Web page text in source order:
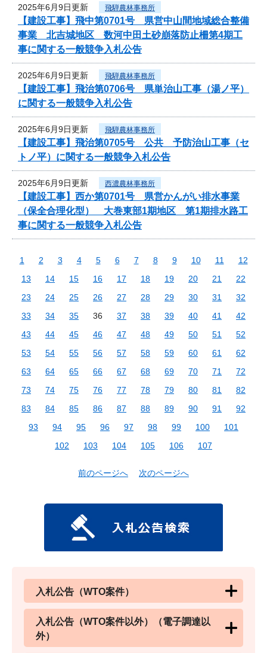
2025年6月9日更新 飛騨農林事務所
【建設工事】飛中第0701号 県営中山間地域総合整備
事業 北吉城地区 数河中田土砂崩落防止柵第4期工
事に関する一般競争入札公告
2025年6月9日更新 飛騨農林事務所
【建設工事】飛治第0706号 県単治山工事（湯ノ平）
に関する一般競争入札公告
2025年6月9日更新 飛騨農林事務所
【建設工事】飛治第0705号 公共 予防治山工事（セ
トノ平）に関する一般競争入札公告
2025年6月9日更新 西濃農林事務所
【建設工事】西か第0701号 県営かんがい排水事業
（保全合理化型） 大巻東部1期地区 第1期排水路工
事に関する一般競争入札公告
1 2 3 4 5 6 7 8 9 10 11
12
13
14 15 16 17 18 19 20 21
22
23
24 25 26 27 28 29 30 31
32
33
34 35 36 37 38 39 40 41
42
43
44 45 46 47 48 49 50 51
52
53
54 55 56 57 58 59 60 61
62
63
64 65 66 67 68 69 70 71
72
73
74 75 76 77 78 79 80 81
82
83
84 85 86 87 88 89 90 91
92
93
94 95 96 97 98 99 100
101
102
103 104 105 106 107
前のページへ 次のページへ
入札公告（WTO案件）
入札公告（WTO案件以外）（電子調達以
外）